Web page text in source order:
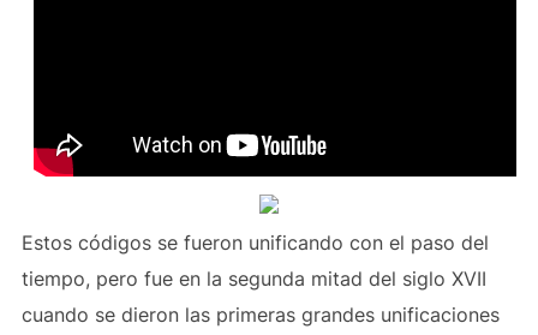
Estos códigos se fueron unificando con el paso del
tiempo, pero fue en la segunda mitad del siglo XVII
cuando se dieron las primeras grandes unificaciones